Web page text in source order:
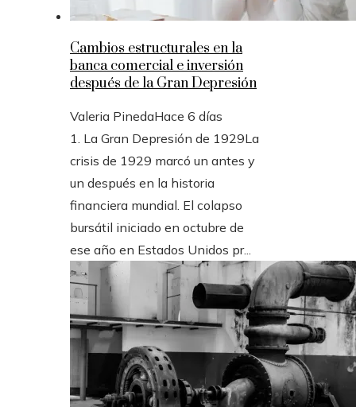
Cambios estructurales en la
banca comercial e inversión
después de la Gran Depresión
Valeria PinedaHace 6 días
1. La Gran Depresión de 1929La
crisis de 1929 marcó un antes y
un después en la historia
financiera mundial. El colapso
bursátil iniciado en octubre de
ese año en Estados Unidos pr...